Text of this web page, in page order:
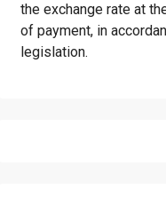
the exchange rate at
of payment, in
legislation.